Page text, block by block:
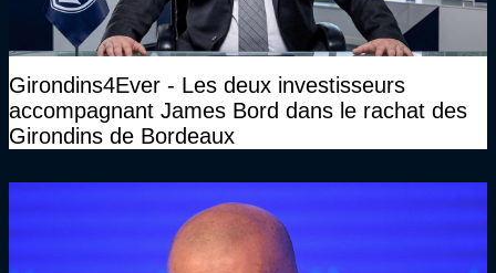
Girondins4Ever - Les deux investisseurs
accompagnant James Bord dans le rachat des
Girondins de Bordeaux